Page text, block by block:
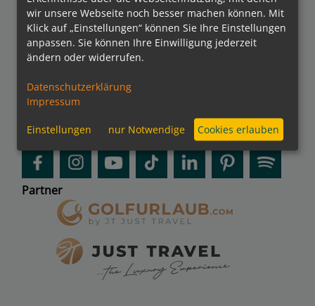
Bezahlmethoden
kreuzfahrten.de APP
Folgen Sie uns
Partner
wir unsere Webseite noch besser machen können. Mit
Klick auf „Einstellungen“ können Sie Ihre Einstellungen
anpassen. Sie können Ihre Einwilligung jederzeit
ändern oder widerrufen.
Datenschutzerklärung
Impressum
Einstellungen nur Notwendige Cookies erlauben